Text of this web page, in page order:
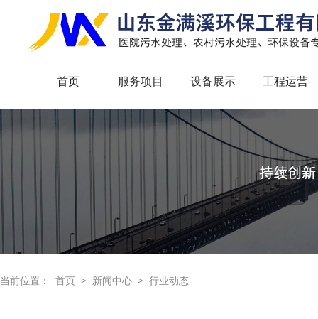
首页 服务项目 设备展示 工程运营
当前位置： 首页 > 新闻中心 > 行业动态